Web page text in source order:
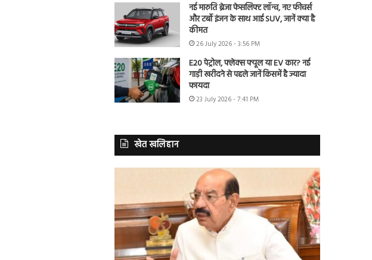
नई मारुति ब्रेजा फेसलिफ्ट लॉन्च, नए फीचर्स
और टर्बो इंजन के साथ आई SUV, जानें क्या है
कीमत
26 July 2026 - 3:56 PM
E20 पेट्रोल, फ्लेक्स फ्यूल या EV कार? नई
गाड़ी खरीदने से पहले जानें किसमें है ज्यादा
फायदा
23 July 2026 - 7:41 PM
खेत खलिहान